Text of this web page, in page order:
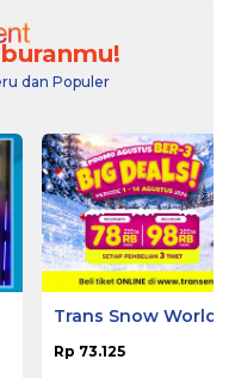
dan Populer
Trans Snow World
Rp 73.125